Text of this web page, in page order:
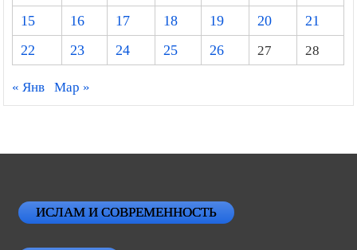
15
16 17 18 19 20
21
22
23 24 25 26 27 28
« Янв Мар »
ИСЛАМ И СОВРЕМЕННОСТЬ